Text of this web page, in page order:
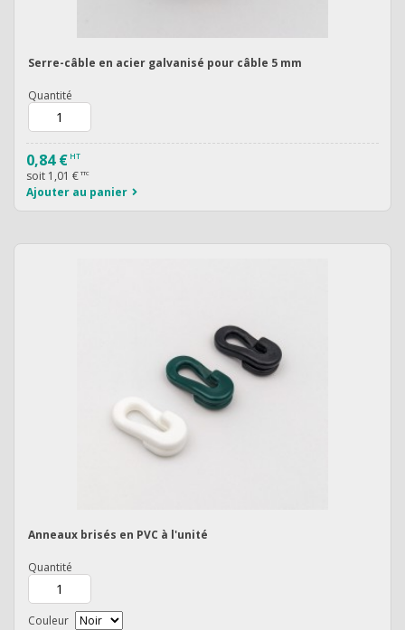
Serre-câble en acier galvanisé pour câble 5 mm
Quantité
0,84 € HT
soit 1,01 € TTC
Ajouter au panier
Anneaux brisés en PVC à l'unité
Quantité
Couleur